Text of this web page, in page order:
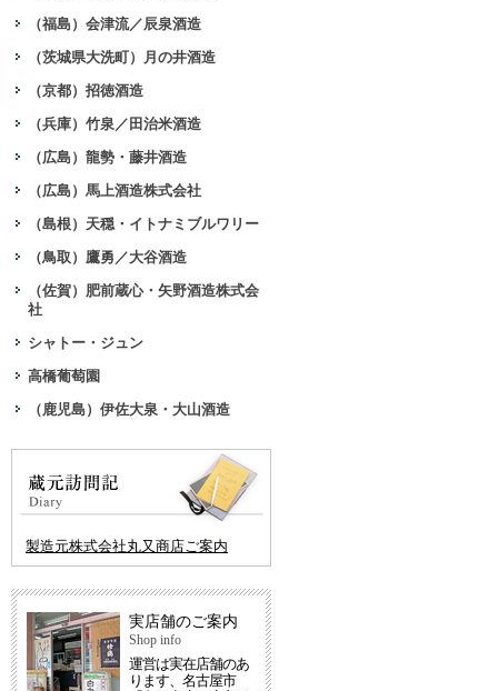
（福島）会津流／辰泉酒造
（茨城県大洗町）月の井酒造
（京都）招徳酒造
（兵庫）竹泉／田治米酒造
（広島）龍勢・藤井酒造
（広島）馬上酒造株式会社
（島根）天穏・イトナミブルワリー
（鳥取）鷹勇／大谷酒造
（佐賀）肥前蔵心・矢野酒造株式会
社
シャトー・ジュン
高橋葡萄園
（鹿児島）伊佐大泉・大山酒造
製造元株式会社丸又商店ご案内
実店舗のご案内
Shop info
運営は実在店舗のあ
ります、名古屋市